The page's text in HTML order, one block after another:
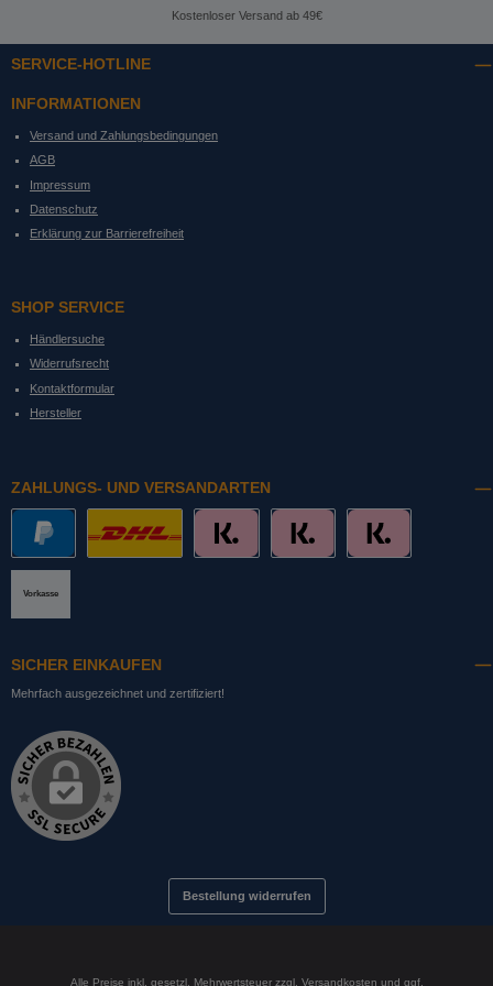
Kostenloser Versand ab 49€
SERVICE-HOTLINE
INFORMATIONEN
Versand und Zahlungsbedingungen
AGB
Impressum
Datenschutz
Erklärung zur Barrierefreiheit
SHOP SERVICE
Händlersuche
Widerrufsrecht
Kontaktformular
Hersteller
ZAHLUNGS- UND VERSANDARTEN
Vorkasse
SICHER EINKAUFEN
Mehrfach ausgezeichnet und zertifiziert!
Bestellung widerrufen
Alle Preise inkl. gesetzl. Mehrwertsteuer zzgl. Versandkosten und ggf.